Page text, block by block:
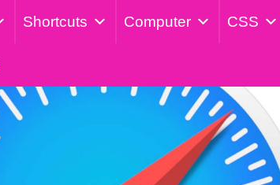
Shortcuts Computer CSS